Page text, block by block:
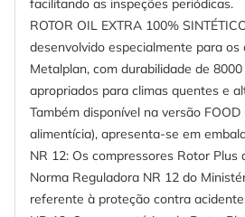
facilitando as inspeções periódicas.
ROTOR OIL EXTRA 100%
desenvolvido especialmente para os
Metalplan, com durabilidade de
apropriados para climas quentes e
Também disponível na versão FOOD
alimentícia), apresenta-se em
NR 12: Os compressores Rotor Plus
Norma Reguladora NR 12 do
referente à proteção contra